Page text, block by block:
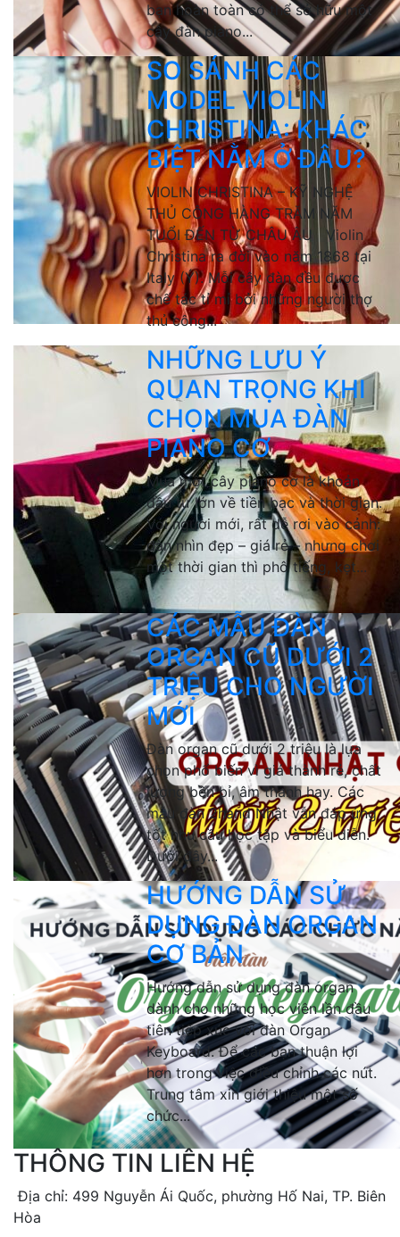
bạn hoàn toàn có thể sở hữu một
cây đàn piano...
SO SÁNH CÁC
MODEL VIOLIN
CHRISTINA: KHÁC
BIỆT NẰM Ở ĐÂU?
VIOLIN CHRISTINA – KỸ NGHỆ
THỦ CÔNG HÀNG TRĂM NĂM
TUỔI ĐẾN TỪ CHÂU ÂU Violin
Christina ra đời vào năm 1868 tại
Italy (Ý). Mỗi cây đàn đều được
chế tác tỉ mỉ bởi những người thợ
thủ công...
NHỮNG LƯU Ý
QUAN TRỌNG KHI
CHỌN MUA ĐÀN
PIANO CƠ
Mua một cây piano cơ là khoản
đầu tư lớn về tiền bạc và thời gian.
Với người mới, rất dễ rơi vào cảnh:
đàn nhìn đẹp – giá rẻ – nhưng chơi
một thời gian thì phô tiếng, kẹt...
CÁC MẪU ĐÀN
ORGAN CŨ DƯỚI 2
TRIỆU CHO NGƯỜI
MỚI
Đàn organ cũ dưới 2 triệu là lựa
chọn phổ biến vì giá thành rẻ, chất
lượng bền bỉ, âm thanh hay. Các
mẫu đàn 2hand Nhật vẫn đáp ứng
tốt nhu cầu học tập và biểu diễn.
Dưới đây...
HƯỚNG DẪN SỬ
DỤNG ĐÀN ORGAN
CƠ BẢN
Hướng dẫn sử dụng đàn organ
dành cho những học viên lần đầu
tiên tiếp xúc với đàn Organ
Keyboard. Để các bạn thuận lợi
hơn trong việc điều chỉnh các nút.
Trung tâm xin giới thiệu một số
chức...
THÔNG TIN LIÊN HỆ
Địa chỉ: 499 Nguyễn Ái Quốc, phường Hố Nai, TP. Biên
Hòa